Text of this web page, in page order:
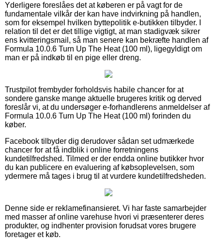
Yderligere foreslåes det at køberen er på vagt for de
fundamentale vilkår der kan have indvirkning på handlen,
som for eksempel hvilken byttepolitik e-butikken tilbyder. I
relation til det er det tillige vigtigt, at man stadigvæk sikrer
ens kvitteringsmail, så man senere kan bekræfte handlen af
Formula 10.0.6 Turn Up The Heat (100 ml), ligegyldigt om
man er på indkøb til en pige eller dreng.
Trustpilot frembyder forholdsvis habile chancer for at
sondere ganske mange aktuelle brugeres kritik og derved
foreslår vi, at du undersøger e-forhandlerens anmeldelser af
Formula 10.0.6 Turn Up The Heat (100 ml) forinden du
køber.
Facebook tilbyder dig derudover sådan set udmærkede
chancer for at få indblik i online forretningens
kundetilfredshed. Tilmed er der endda online butikker hvor
du kan publicere en evaluering af købsoplevelsen, som
ydermere må tages i brug til at vurdere kundetilfredsheden.
Denne side er reklamefinansieret. Vi har faste samarbejder
med masser af online varehuse hvori vi præsenterer deres
produkter, og indhenter provision forudsat vores brugere
foretager et køb.